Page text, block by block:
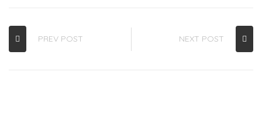
PREV POST NEXT POST